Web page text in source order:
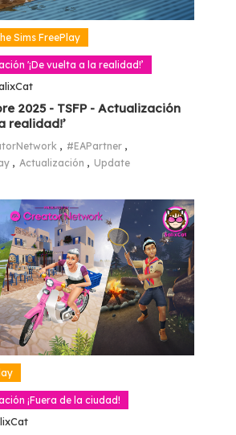
Sims FreePlay
'¡De vuelta a la realidad!’
2025 - TSFP - Actualización
realidad!’
, #EAPartner ,
, Actualización , Update
¡Fuera de la ciudad!